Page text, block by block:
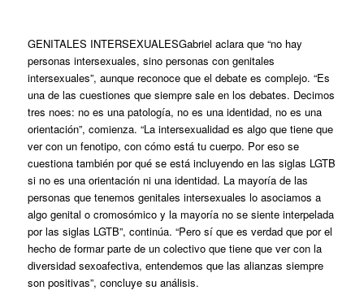
GENITALES INTERSEXUALESGabriel aclara que “no hay
personas intersexuales, sino personas con genitales
intersexuales”, aunque reconoce que el debate es complejo. “Es
una de las cuestiones que siempre sale en los debates. Decimos
tres noes: no es una patología, no es una identidad, no es una
orientación”, comienza. “La intersexualidad es algo que tiene que
ver con un fenotipo, con cómo está tu cuerpo. Por eso se
cuestiona también por qué se está incluyendo en las siglas LGTB
si no es una orientación ni una identidad. La mayoría de las
personas que tenemos genitales intersexuales lo asociamos a
algo genital o cromosómico y la mayoría no se siente interpelada
por las siglas LGTB”, continúa. “Pero sí que es verdad que por el
hecho de formar parte de un colectivo que tiene que ver con la
diversidad sexoafectiva, entendemos que las alianzas siempre
son positivas”, concluye su análisis.